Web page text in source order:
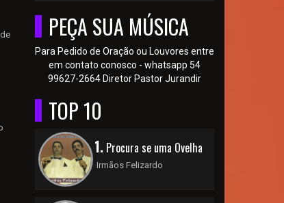
PEÇA SUA MÚSICA
Para Pedido de Oração ou Louvores entre
em contato conosco - whatsapp 54
99627-2664 Diretor Pastor Jurandir
TOP 10
1.Procura se uma Ovelha
Irmãos Felizardo